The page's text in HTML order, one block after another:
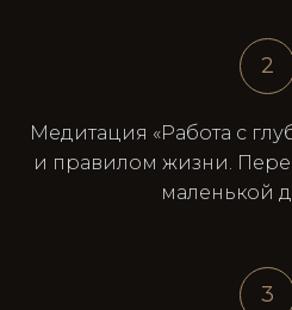
2
Медитация «Работа с
и правилом жизни.
маленькой
3